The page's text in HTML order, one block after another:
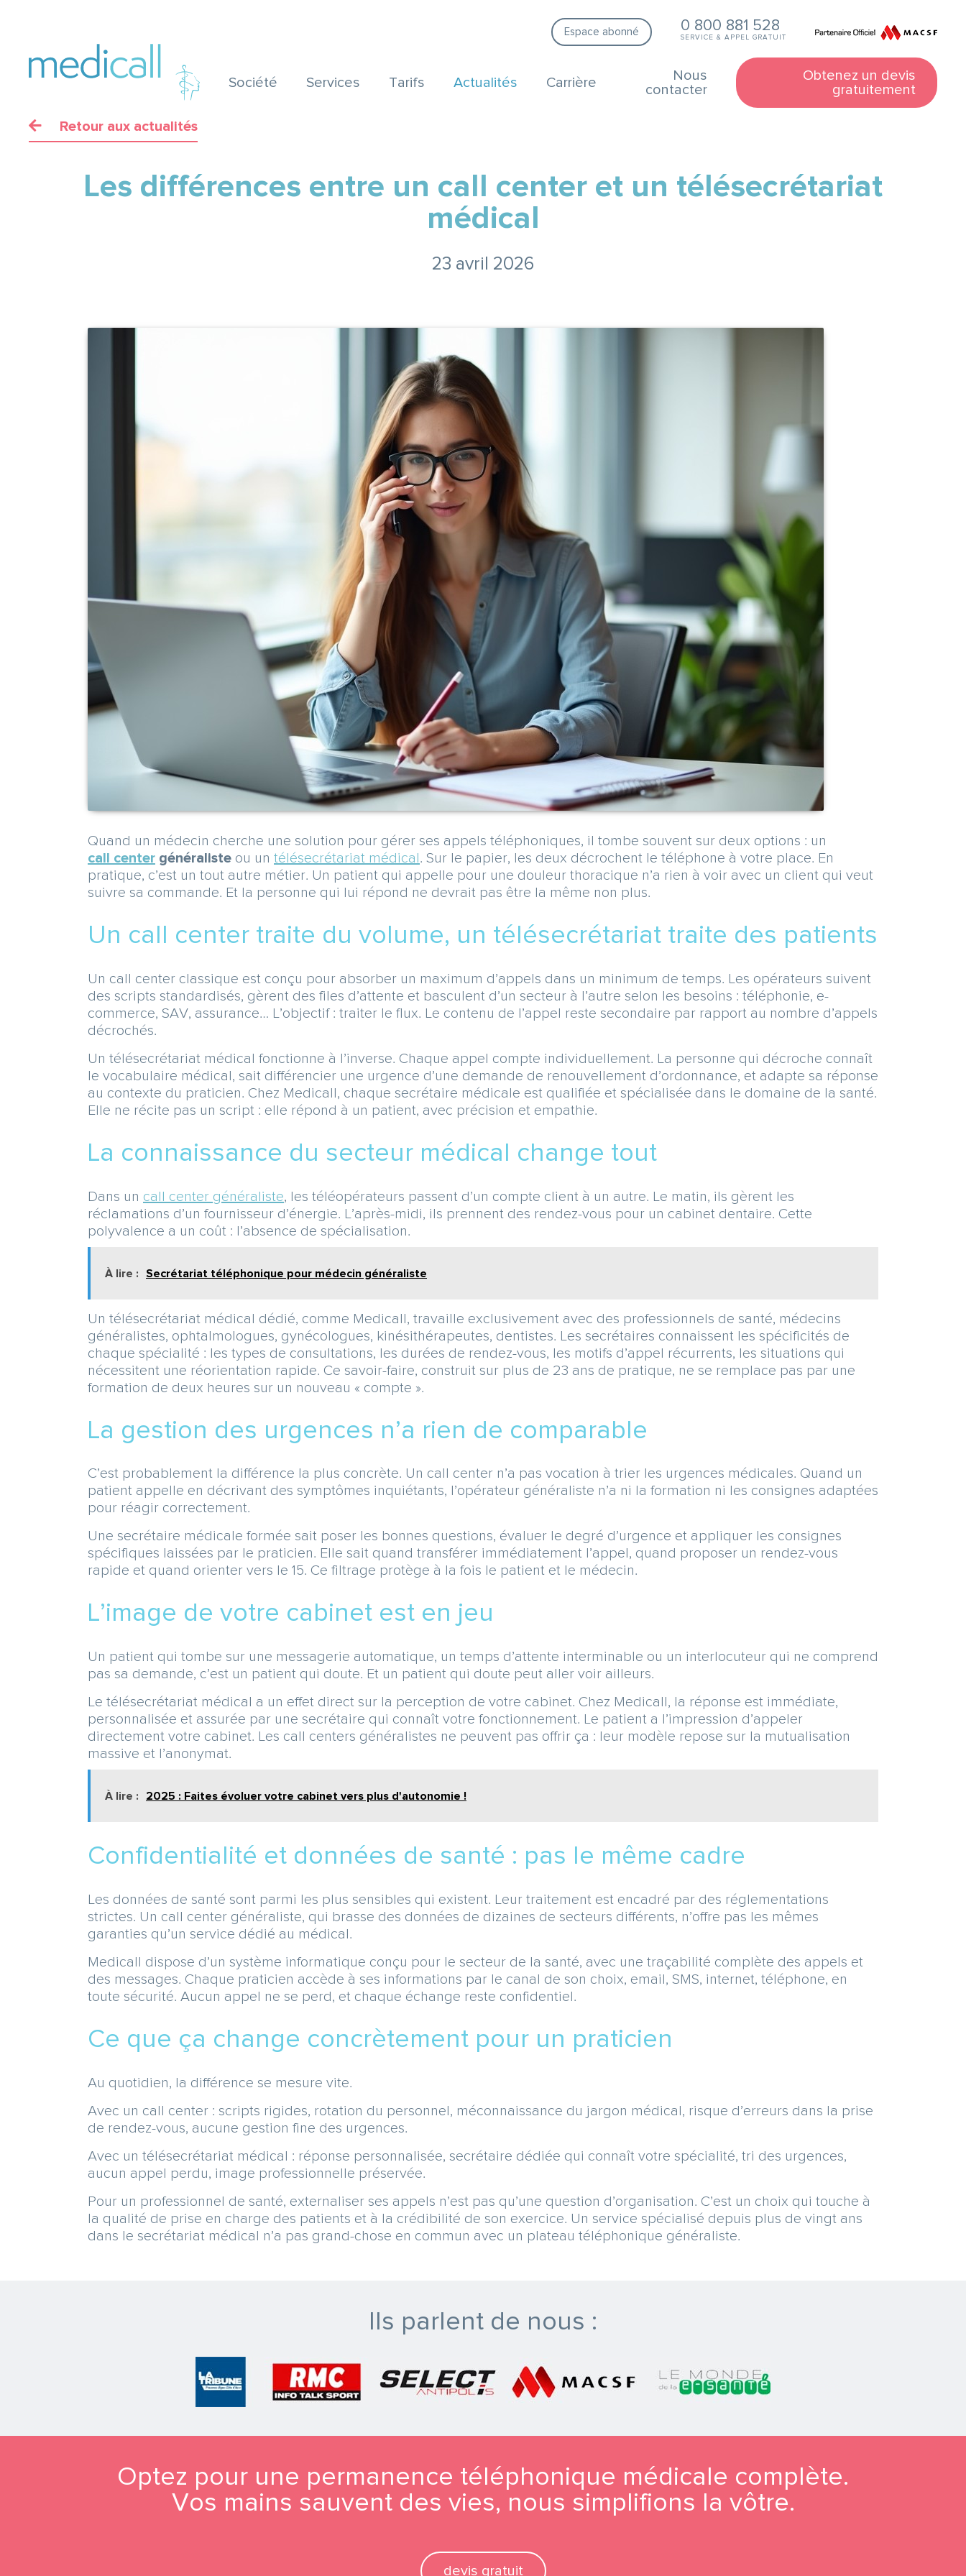
Espace abonné 0 800 881 528
SERVICE & APPEL GRATUIT
Société Services Tarifs Actualités Carrière
Nous
contacter
Obtenez un devis
gratuitement
Retour aux actualités
Les différences entre un call center et un télésecrétariat
médical
23 avril 2026
Quand un médecin cherche une solution pour gérer ses appels téléphoniques, il tombe souvent sur deux options : un
call center généraliste ou un télésecrétariat médical . Sur le papier, les deux décrochent le téléphone à votre place. En
pratique, c’est un tout autre métier. Un patient qui appelle pour une douleur thoracique n’a rien à voir avec un client qui veut
suivre sa commande. Et la personne qui lui répond ne devrait pas être la même non plus.
Un call center traite du volume, un télésecrétariat traite des patients
Un call center classique est conçu pour absorber un maximum d’appels dans un minimum de temps. Les opérateurs suivent
des scripts standardisés, gèrent des files d’attente et basculent d’un secteur à l’autre selon les besoins : téléphonie, e-
commerce, SAV, assurance… L’objectif : traiter le flux. Le contenu de l’appel reste secondaire par rapport au nombre d’appels
décrochés.
Un télésecrétariat médical fonctionne à l’inverse. Chaque appel compte individuellement. La personne qui décroche connaît
le vocabulaire médical, sait différencier une urgence d’une demande de renouvellement d’ordonnance, et adapte sa réponse
au contexte du praticien. Chez Medicall, chaque secrétaire médicale est qualifiée et spécialisée dans le domaine de la santé.
Elle ne récite pas un script : elle répond à un patient, avec précision et empathie.
La connaissance du secteur médical change tout
Dans un call center généraliste, les téléopérateurs passent d’un compte client à un autre. Le matin, ils gèrent les
réclamations d’un fournisseur d’énergie. L’après-midi, ils prennent des rendez-vous pour un cabinet dentaire. Cette
polyvalence a un coût : l’absence de spécialisation.
À lire : Secrétariat téléphonique pour médecin généraliste
Un télésecrétariat médical dédié, comme Medicall, travaille exclusivement avec des professionnels de santé, médecins
généralistes, ophtalmologues, gynécologues, kinésithérapeutes, dentistes. Les secrétaires connaissent les spécificités de
chaque spécialité : les types de consultations, les durées de rendez-vous, les motifs d’appel récurrents, les situations qui
nécessitent une réorientation rapide. Ce savoir-faire, construit sur plus de 23 ans de pratique, ne se remplace pas par une
formation de deux heures sur un nouveau « compte ».
La gestion des urgences n’a rien de comparable
C’est probablement la différence la plus concrète. Un call center n’a pas vocation à trier les urgences médicales. Quand un
patient appelle en décrivant des symptômes inquiétants, l’opérateur généraliste n’a ni la formation ni les consignes adaptées
pour réagir correctement.
Une secrétaire médicale formée sait poser les bonnes questions, évaluer le degré d’urgence et appliquer les consignes
spécifiques laissées par le praticien. Elle sait quand transférer immédiatement l’appel, quand proposer un rendez-vous
rapide et quand orienter vers le 15. Ce filtrage protège à la fois le patient et le médecin.
L’image de votre cabinet est en jeu
Un patient qui tombe sur une messagerie automatique, un temps d’attente interminable ou un interlocuteur qui ne comprend
pas sa demande, c’est un patient qui doute. Et un patient qui doute peut aller voir ailleurs.
Le télésecrétariat médical a un effet direct sur la perception de votre cabinet. Chez Medicall, la réponse est immédiate,
personnalisée et assurée par une secrétaire qui connaît votre fonctionnement. Le patient a l’impression d’appeler
directement votre cabinet. Les call centers généralistes ne peuvent pas offrir ça : leur modèle repose sur la mutualisation
massive et l’anonymat.
À lire : 2025 : Faites évoluer votre cabinet vers plus d'autonomie !
Confidentialité et données de santé : pas le même cadre
Les données de santé sont parmi les plus sensibles qui existent. Leur traitement est encadré par des réglementations
strictes. Un call center généraliste, qui brasse des données de dizaines de secteurs différents, n’offre pas les mêmes
garanties qu’un service dédié au médical.
Medicall dispose d’un système informatique conçu pour le secteur de la santé, avec une traçabilité complète des appels et
des messages. Chaque praticien accède à ses informations par le canal de son choix, email, SMS, internet, téléphone, en
toute sécurité. Aucun appel ne se perd, et chaque échange reste confidentiel.
Ce que ça change concrètement pour un praticien
Au quotidien, la différence se mesure vite.
Avec un call center : scripts rigides, rotation du personnel, méconnaissance du jargon médical, risque d’erreurs dans la prise
de rendez-vous, aucune gestion fine des urgences.
Avec un télésecrétariat médical : réponse personnalisée, secrétaire dédiée qui connaît votre spécialité, tri des urgences,
aucun appel perdu, image professionnelle préservée.
Pour un professionnel de santé, externaliser ses appels n’est pas qu’une question d’organisation. C’est un choix qui touche à
la qualité de prise en charge des patients et à la crédibilité de son exercice. Un service spécialisé depuis plus de vingt ans
dans le secrétariat médical n’a pas grand-chose en commun avec un plateau téléphonique généraliste.
Ils parlent de nous :
Optez pour une permanence téléphonique médicale complète.
Vos mains sauvent des vies, nous simplifions la vôtre.
devis gratuit